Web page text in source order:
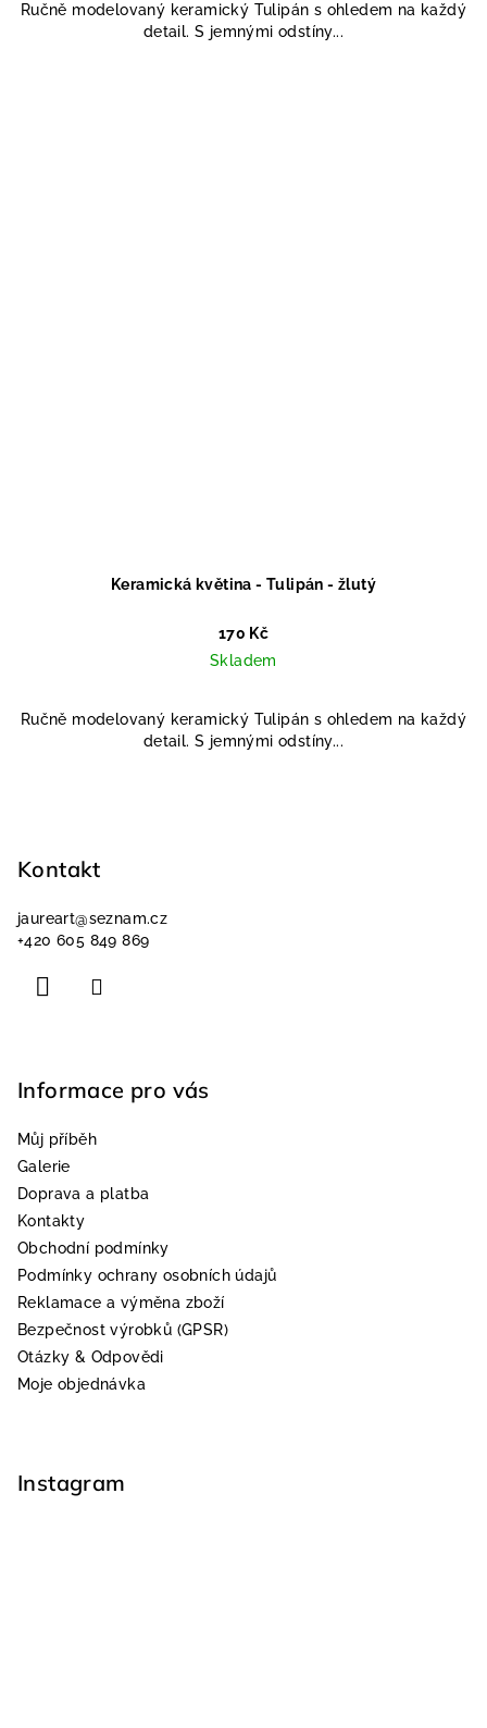
Ručně modelovaný keramický Tulipán s ohledem na každý
detail. S jemnými odstíny...
Keramická květina - Tulipán - žlutý
170 Kč
Skladem
Ručně modelovaný keramický Tulipán s ohledem na každý
detail. S jemnými odstíny...
Kontakt
jaureart@seznam.cz
+420 605 849 869
Informace pro vás
Můj příběh
Galerie
Doprava a platba
Kontakty
Obchodní podmínky
Podmínky ochrany osobních údajů
Reklamace a výměna zboží
Bezpečnost výrobků (GPSR)
Otázky & Odpovědi
Moje objednávka
Instagram